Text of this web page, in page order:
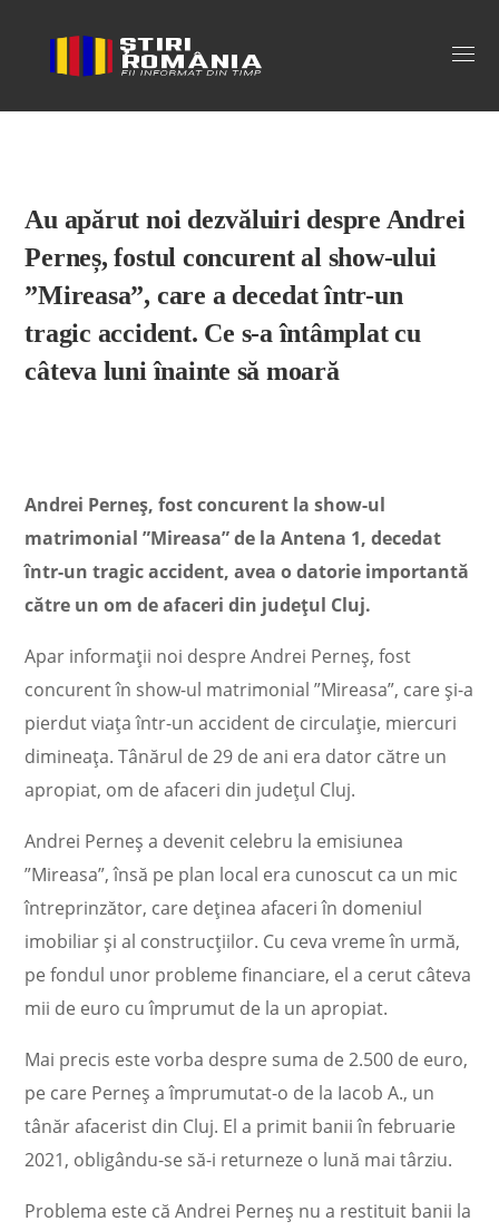
Stiri Romania
Au apărut noi dezvăluiri despre Andrei
Perneș, fostul concurent al show-ului
”Mireasa”, care a decedat într-un
tragic accident. Ce s-a întâmplat cu
câteva luni înainte să moară
Andrei Perneș, fost concurent la show-ul
matrimonial ”Mireasa” de la Antena 1, decedat
într-un tragic accident, avea o datorie importantă
către un om de afaceri din județul Cluj.
Apar informații noi despre Andrei Perneș, fost
concurent în show-ul matrimonial ”Mireasa”, care și-a
pierdut viața într-un accident de circulație, miercuri
dimineața. Tânărul de 29 de ani era dator către un
apropiat, om de afaceri din județul Cluj.
Andrei Perneș a devenit celebru la emisiunea
”Mireasa”, însă pe plan local era cunoscut ca un mic
întreprinzător, care deținea afaceri în domeniul
imobiliar și al construcțiilor. Cu ceva vreme în urmă,
pe fondul unor probleme financiare, el a cerut câteva
mii de euro cu împrumut de la un apropiat.
Mai precis este vorba despre suma de 2.500 de euro,
pe care Perneș a împrumutat-o de la Iacob A., un
tânăr afacerist din Cluj. El a primit banii în februarie
2021, obligându-se să-i returneze o lună mai târziu.
Problema este că Andrei Perneș nu a restituit banii la